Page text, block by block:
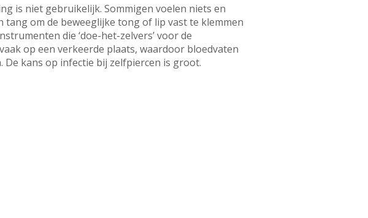
is niet gebruikelijk. Sommigen voelen niets en
om de beweeglijke tong of lip vast te klemmen
die ‘doe-het-zelvers’ voor de
op een verkeerde plaats, waardoor bloedvaten
kans op infectie bij zelfpiercen is groot.